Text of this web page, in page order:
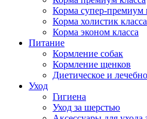
Корма супер-премиум
Корма холистик класса
Корма эконом класса
Питание
Кормление собак
Кормление щенков
Диетическое и
Уход
Гигиена
Уход за шерстью